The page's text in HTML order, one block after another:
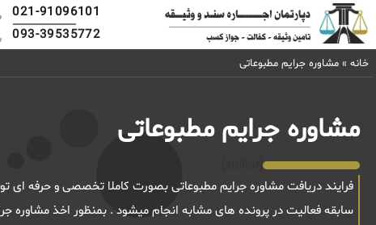
021-91096101
093-39535772
خانه » مشاوره جرایم مطبوعاتی
مشاوره جرایم مطبوعاتی
سابقه فعالیت در پرونده های مشابه انجام میشود . بمنظور اخذ مشاوره